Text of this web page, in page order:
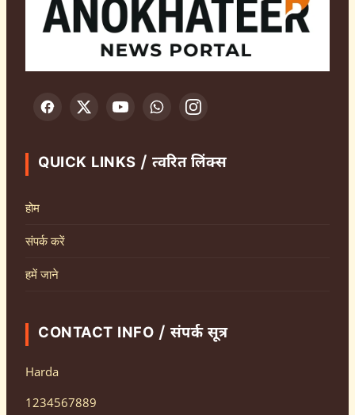
QUICK LINKS / त्वरित लिंक्स
होम
संपर्क करें
हमें जाने
CONTACT INFO / संपर्क सूत्र
Harda
1234567889